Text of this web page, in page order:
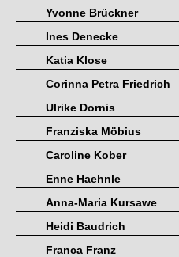
Yvonne Brückner
Ines Denecke
Katia Klose
Corinna Petra Friedrich
Ulrike Dornis
Franziska Möbius
Caroline Kober
Enne Haehnle
Anna-Maria Kursawe
Heidi Baudrich
Franca Franz